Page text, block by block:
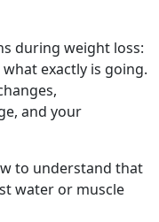
during weight loss:
exactly is going.
and your
to understand that
water or muscle